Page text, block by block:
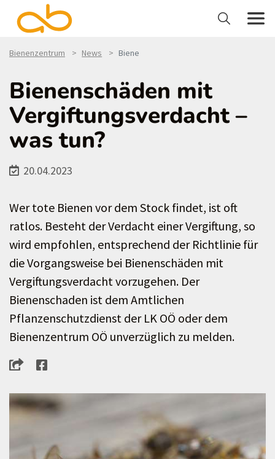
Bienenzentrum News Biene
Bienenschäden mit
Vergiftungsverdacht –
was tun?
20.04.2023
Wer tote Bienen vor dem Stock findet, ist oft
ratlos. Besteht der Verdacht einer Vergiftung, so
wird empfohlen, entsprechend der Richtlinie für
die Vorgangsweise bei Bienenschäden mit
Vergiftungsverdacht vorzugehen. Der
Bienenschaden ist dem Amtlichen
Pflanzenschutzdienst der LK OÖ oder dem
Bienenzentrum OÖ unverzüglich zu melden.